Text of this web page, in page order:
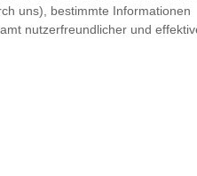
uns), bestimmte Informationen
nutzerfreundlicher und